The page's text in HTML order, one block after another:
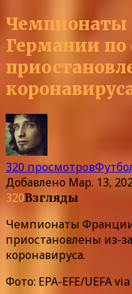
Германии по
320 просмотров
Добавлено Мар. 13,
320Взгляды
Чемпионаты
приостановлены из-
коронавируса.
Фото: EPA-EFE/UEFA